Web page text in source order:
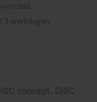
3 werkdagen
concept. DISC